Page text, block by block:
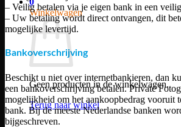
Winkelwagen
Geen producten in de winkelwagen.
Terug naar winkel
– Veilig betalen via je eigen bank in een
– Uw betaling wordt direct ontvangen, dit
mogelijke levertijd.
Bankoverschrijving
Beschikt u niet over internetbankieren, dan
een bankoverschrijving betalen. Private
mogelijkheid om het aankoopbedrag vooruit
bank. Bij de meeste Nederlandse banken
bijgeschreven.